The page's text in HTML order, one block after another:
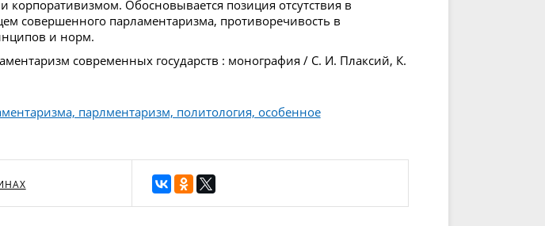
корпоративизмом. Обосновывается позиция отсутствия в
совершенного парламентаризма, противоречивость в
и норм.
современных государств : монография / С. И. Плаксий, К.
парлментаризм, политология, особенное